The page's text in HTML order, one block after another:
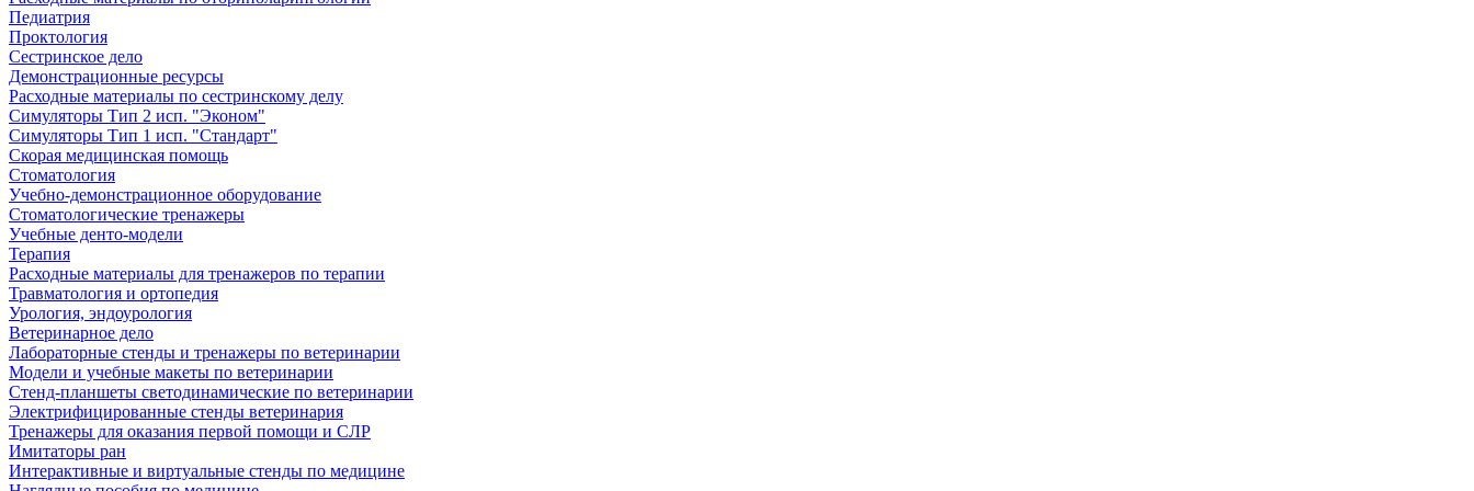
Педиатрия
Проктология
Сестринское дело
Демонстрационные ресурсы
Расходные материалы по сестринскому делу
Симуляторы Тип 2 исп. "Эконом"
Симуляторы Тип 1 исп. "Стандарт"
Скорая медицинская помощь
Стоматология
Учебно-демонстрационное оборудование
Стоматологические тренажеры
Учебные денто-модели
Терапия
Расходные материалы для тренажеров по терапии
Травматология и ортопедия
Урология, эндоурология
Ветеринарное дело
Лабораторные стенды и тренажеры по ветеринарии
Модели и учебные макеты по ветеринарии
Стенд-планшеты светодинамические по ветеринарии
Электрифицированные стенды ветеринария
Тренажеры для оказания первой помощи и СЛР
Имитаторы ран
Интерактивные и виртуальные стенды по медицине